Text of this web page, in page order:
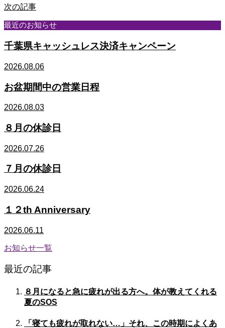
次の記事
最近のお知らせ
千葉県キャッシュレス決済キャンペーン
2026.08.06
お盆期間中の営業日程
2026.08.03
８月の休診日
2026.07.26
７月の休診日
2026.06.24
１２th Anniversary
2026.06.11
お知らせ一覧
最近の記事
８月になると急に疲れが出る方へ。体が教えてくれる
夏のSOS
「寝ても疲れが取れない…」それ、この時期によくあ